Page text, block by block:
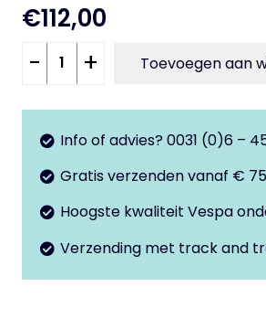
€112,00
Carburateur
Dell
Orto
SHB
V50
50Special
aantal
- + Toevoegen aan
Info of advies? 0031 (0)6 –
Gratis verzenden vanaf €
Hoogste kwaliteit Vespa
Verzending met track and